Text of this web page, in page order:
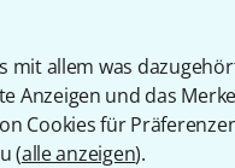
mit allem was
Anzeigen und das
Cookies für
(alle anzeigen).